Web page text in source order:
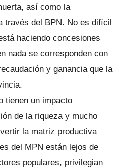
así como la
través del BPN. No es difícil
haciendo concesiones
nada se corresponden con
y ganancia que la
tienen un impacto
de la riqueza y mucho
la matriz productiva
del MPN están lejos de
populares, privilegian